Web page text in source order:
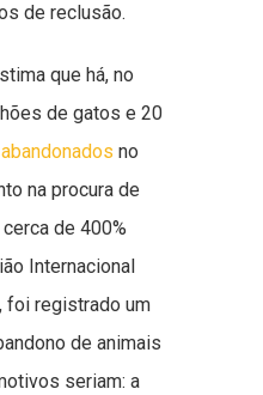
de reclusão.
que há, no
de gatos e 20
no
na procura de
de 400%
Internacional
foi registrado um
de animais
seriam: a